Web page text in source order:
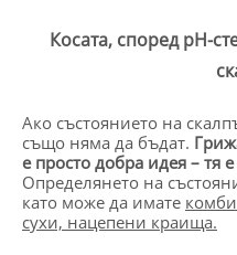
Косата, според pH-
Ако състоянието на
също няма да бъдат.
е просто добра идея – тя
Определянето на
като може да имате
сухи, нацепени краища.